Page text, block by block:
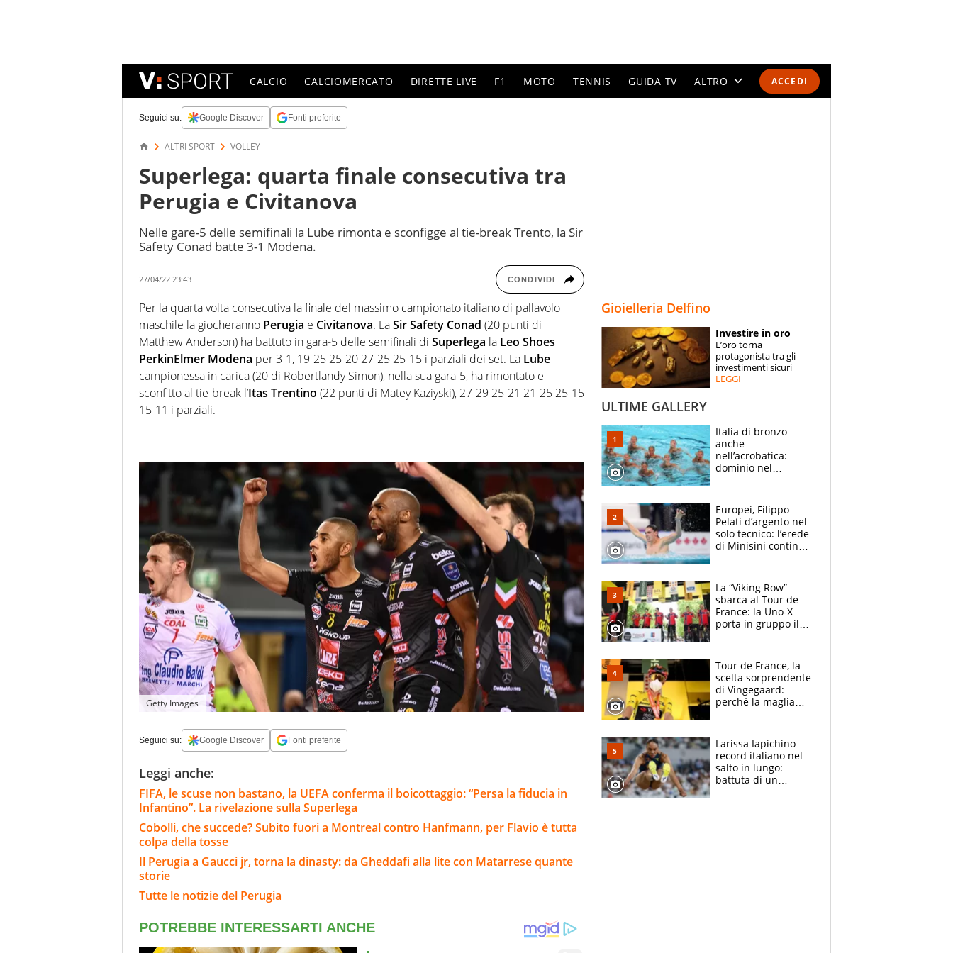
ACCEDI
CALCIO CALCIOMERCATO DIRETTE LIVE F1 MOTO TENNIS GUIDA TV ALTRO
SPECIALI
ESPERTI
Seguici su: Google Discover Fonti preferite
ALTRI SPORT VOLLEY
Superlega: quarta finale consecutiva tra
Perugia e Civitanova
Nelle gare-5 delle semifinali la Lube rimonta e sconfigge al tie-break Trento, la Sir
Safety Conad batte 3-1 Modena.
27/04/22 23:43 CONDIVIDI
Per la quarta volta consecutiva la finale del massimo campionato italiano di pallavolo
maschile la giocheranno Perugia e Civitanova. LaSir Safety Conad (20 punti di
Matthew Anderson) ha battuto in gara-5 delle semifinali di Superlega la Leo Shoes
PerkinElmer Modena per 3-1, 19-25 25-20 27-25 25-15 i parziali dei set. La Lube
campionessa in carica (20 di Robertlandy Simon), nella sua gara-5, ha rimontato e
sconfitto al tie-break l’Itas Trentino (22 punti di Matey Kaziyski), 27-29 25-21 21-25 25-15
15-11 i parziali.
Getty Images
Seguici su: Google Discover Fonti preferite
Leggi anche:
FIFA, le scuse non bastano, la UEFA conferma il boicottaggio: “Persa la fiducia in
Infantino”. La rivelazione sulla Superlega
Cobolli, che succede? Subito fuori a Montreal contro Hanfmann, per Flavio è tutta
colpa della tosse
Il Perugia a Gaucci jr, torna la dinasty: da Gheddafi alla lite con Matarrese quante
storie
Tutte le notizie del Perugia
Gioielleria Delfino
Investire in oro
L’oro torna
protagonista tra gli
investimenti sicuri
LEGGI
ULTIME GALLERY
Italia di bronzo
anche
nell’acrobatica:
dominio nel
e compagni
continuare
Europei, Filippo
Pelati d’argento nel
solo tecnico: l’erede
di Minisini continua
mirino
La “Viking Row”
sbarca al Tour de
France: la Uno-X
porta in gruppo il
compagni
Tour de France, la
scelta sorprendente
di Vingegaard:
perché la maglia
rischio da evitare
Larissa Iapichino
record italiano nel
salto in lungo:
battuta di un